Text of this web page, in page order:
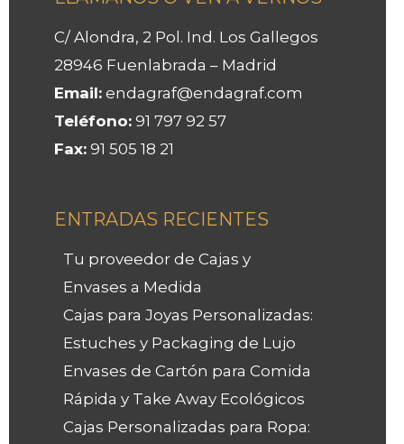
C/ Alondra, 2 Pol. Ind. Los Gallegos
28946 Fuenlabrada – Madrid
Email: endagraf@endagraf.com
Teléfono: 91 797 92 57
Fax: 91 505 18 21
ENTRADAS RECIENTES
Tu proveedor de Cajas y
Envases a Medida
Cajas para Joyas Personalizadas:
Estuches y Packaging de Lujo
Envases de Cartón para Comida
Rápida y Take Away Ecológicos
Cajas Personalizadas para Ropa: